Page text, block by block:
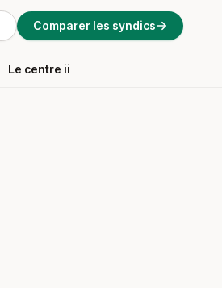
Comparer les syndics
Le centre ii